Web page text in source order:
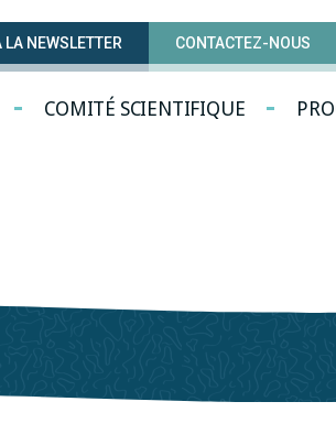
LA NEWSLETTER CONTACTEZ-NOUS
COMITÉ SCIENTIFIQUE